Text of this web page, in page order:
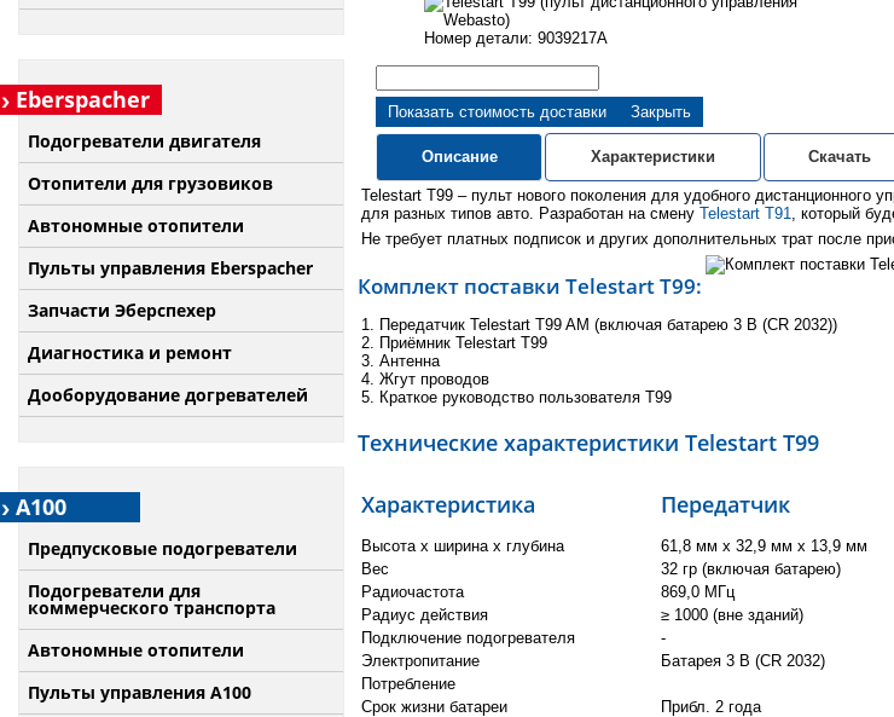
Eberspacher
Подогреватели двигателя
Отопители для грузовиков
Автономные отопители
Пульты управления Eberspacher
Запчасти Эберспехер
Диагностика и ремонт
Дооборудование догревателей
А100
Предпусковые подогреватели
Подогреватели для
коммерческого транспорта
Автономные отопители
Пульты управления A100
Номер детали: 9039217A
Показать стоимость доставки Закрыть
Описание Характеристики Скачать
Telestart T99 – пульт нового поколения для удобного дистанционного
для разных типов авто. Разработан на смену Telestart T91
, который
Не требует платных подписок и других дополнительных трат после
Комплект поставки Telestart T99:
1. Передатчик Telestart T99 AM (включая батарею 3 В (CR 2032))
2. Приёмник Telestart T99
3. Антенна
4. Жгут проводов
5. Краткое руководство пользователя T99
Технические характеристики Telestart T99
Характеристика Передатчик
Высота x ширина x глубина 61,8 мм x 32,9 мм x 13,9 мм
Вес
32 гр (включая батарею)
Радиочастота
869,0 МГц
Радиус действия
≥ 1000 (вне зданий)
Подключение подогревателя
-
Электропитание
Батарея 3 В (CR 2032)
Потребление
Срок жизни батареи
Прибл. 2 года